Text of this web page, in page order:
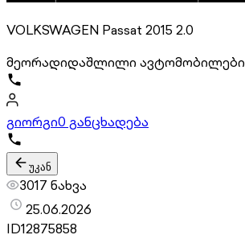
VOLKSWAGEN Passat 2015 2.0
მეორადიდაშლილი ავტომობილები
გიორგი0 განცხადება
უკან
3017 ნახვა
25.06.2026
ID12875858